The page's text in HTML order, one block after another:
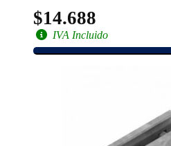
$14.688
IVA Incluido